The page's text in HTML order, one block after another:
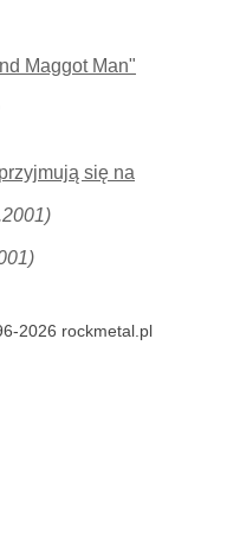
Maggot Man"
się na
2026 rockmetal.pl